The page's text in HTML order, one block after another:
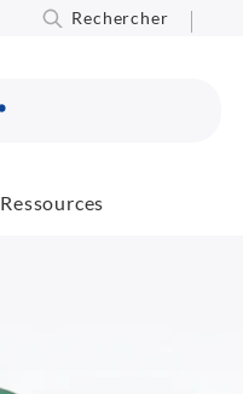
Rechercher
Ressources